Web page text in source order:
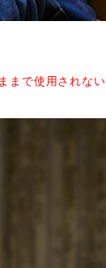
まで使用されない